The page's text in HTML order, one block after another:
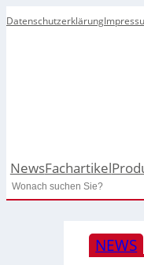
Datenschutzerklärung
NewsFachartikel
Search
NEWS